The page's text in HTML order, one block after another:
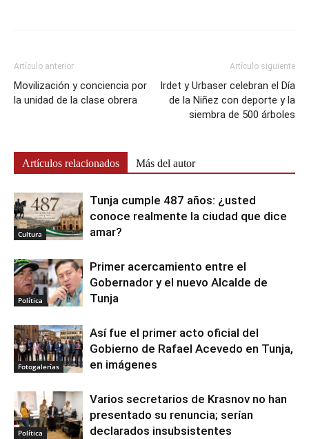
Artículo anterior
Movilización y conciencia por
la unidad de la clase obrera
Artículo siguiente
Irdet y Urbaser celebran el Día
de la Niñez con deporte y la
siembra de 500 árboles
Artículos relacionados Más del autor
Cultura
Tunja cumple 487 años: ¿usted
conoce realmente la ciudad que dice
amar?
Política
Primer acercamiento entre el
Gobernador y el nuevo Alcalde de
Tunja
Fotogalerías
Así fue el primer acto oficial del
Gobierno de Rafael Acevedo en Tunja,
en imágenes
Política
Varios secretarios de Krasnov no han
presentado su renuncia; serían
declarados insubsistentes